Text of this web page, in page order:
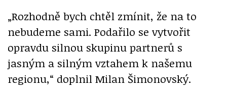
„Rozhodně bych chtěl zmínit, že na to
nebudeme sami. Podařilo se vytvořit
opravdu silnou skupinu partnerů s
jasným a silným vztahem k našemu
regionu,“ doplnil Milan Šimonovský.